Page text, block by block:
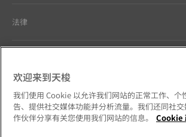
法律
Our commitments
欢迎来到天梭
我们使用 Cookie 以允许我们网站的正常工作、个
告、提供社交媒体功能并分析流量。我们还同社
作伙伴分享有关您使用我们网站的信息。
Cookie